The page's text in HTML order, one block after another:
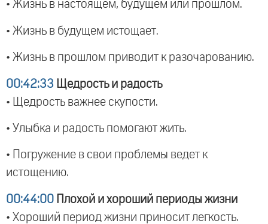
• Жизнь в настоящем, будущем или прошлом.
• Жизнь в будущем истощает.
• Жизнь в прошлом приводит к разочарованию.
00:42:33 Щедрость и радость
• Щедрость важнее скупости.
• Улыбка и радость помогают жить.
• Погружение в свои проблемы ведет к
истощению.
00:44:00 Плохой и хороший периоды жизни
• Хороший период жизни приносит легкость.